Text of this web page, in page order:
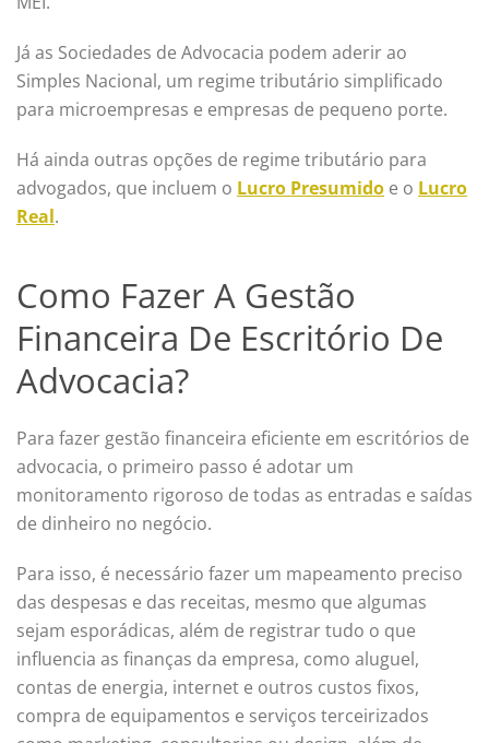
Já as Sociedades de Advocacia podem aderir ao
Simples Nacional, um regime tributário simplificado
para microempresas e empresas de pequeno porte.
Há ainda outras opções de regime tributário para
advogados, que incluem o Lucro Presumido e o Lucro
Real.
Como Fazer A Gestão
Financeira De Escritório De
Advocacia?
Para fazer gestão financeira eficiente em escritórios de
advocacia, o primeiro passo é adotar um
monitoramento rigoroso de todas as entradas e saídas
de dinheiro no negócio.
Para isso, é necessário fazer um mapeamento preciso
das despesas e das receitas, mesmo que algumas
sejam esporádicas, além de registrar tudo o que
influencia as finanças da empresa, como aluguel,
contas de energia, internet e outros custos fixos,
compra de equipamentos e serviços terceirizados